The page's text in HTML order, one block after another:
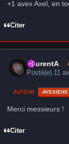
+1 avex Axel, en
Citer
LaurentA
Posté(e) 11
AUTEUR AVEXIENS
Merci messieurs !
Citer